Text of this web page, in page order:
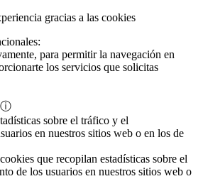
gracias a las cookies
para permitir la navegación en
los servicios que solicitas
ⓘ
sobre el tráfico y el
en nuestros sitios web o en los de
cookies que recopilan estadísticas sobre el
de los usuarios en nuestros sitios web o